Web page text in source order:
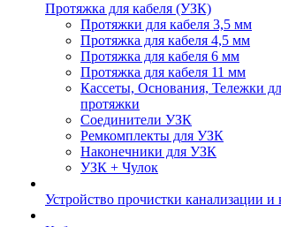
Протяжка для кабеля (УЗК)
Протяжки для кабеля 3,5 мм
Протяжка для кабеля 4,5 мм
Протяжка для кабеля 6 мм
Протяжка для кабеля 11 мм
Кассеты, Основания, Тележки
протяжки
Соединители УЗК
Ремкомплекты для УЗК
Наконечники для УЗК
УЗК + Чулок
Устройство прочистки канализации